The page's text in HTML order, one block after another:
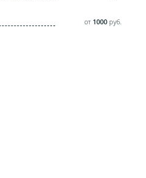
от 1000руб.